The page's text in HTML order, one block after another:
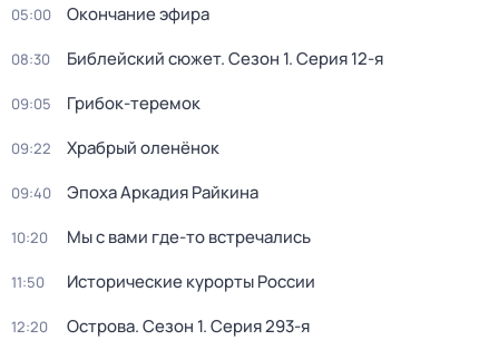
05:00 Окончание эфира
08:30 Библейский сюжет. Сезон 1. Серия 12-я
09:05 Грибок-теремок
09:22 Храбрый оленёнок
09:40 Эпоха Аркадия Райкина
10:20 Мы с вами где-то встречались
11:50 Исторические курорты России
12:20 Острова. Сезон 1. Серия 293-я